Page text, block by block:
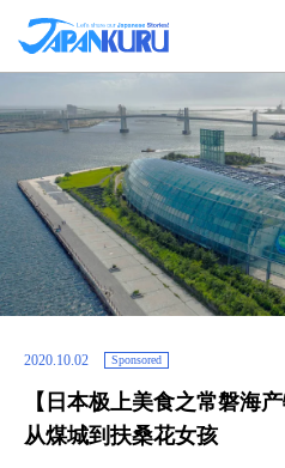
2020.10.02 Sponsored
【日本极上美食之常磐海
从煤城到扶桑花女孩